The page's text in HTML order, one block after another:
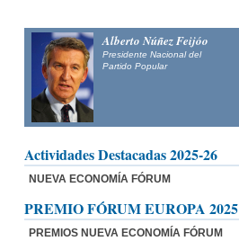
Alberto Núñez Feijóo
Presidente Nacional del
Partido Popular
Actividades Destacadas 2025-26
NUEVA ECONOMÍA FÓRUM
PREMIO FÓRUM EUROPA 2025
PREMIOS NUEVA ECONOMÍA FÓRUM